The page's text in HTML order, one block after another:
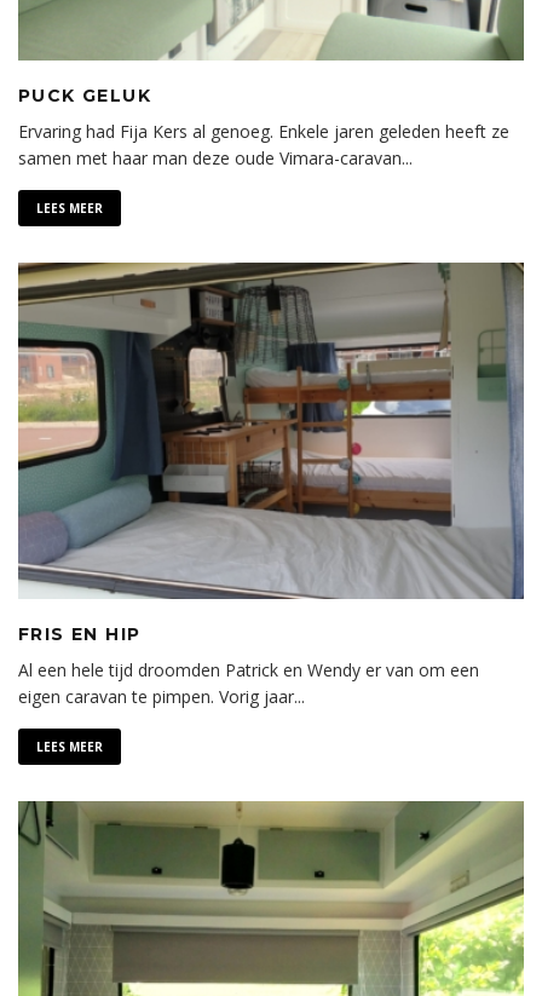
PUCK GELUK
Ervaring had Fija Kers al genoeg. Enkele jaren geleden heeft ze
samen met haar man deze oude Vimara-caravan...
LEES MEER
FRIS EN HIP
Al een hele tijd droomden Patrick en Wendy er van om een
eigen caravan te pimpen. Vorig jaar...
LEES MEER